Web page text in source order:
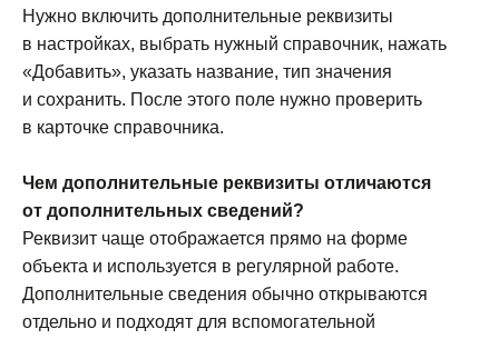
Нужно включить дополнительные реквизиты
в настройках, выбрать нужный справочник, нажать
«Добавить», указать название, тип значения
и сохранить. После этого поле нужно проверить
в карточке справочника.
Чем дополнительные реквизиты отличаются
от дополнительных сведений?
Реквизит чаще отображается прямо на форме
объекта и используется в регулярной работе.
Дополнительные сведения обычно открываются
отдельно и подходят для вспомогательной